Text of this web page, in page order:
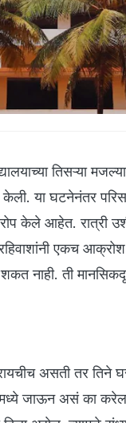
तिसऱ्या
केली. या घटनेनंतर
केले आहेत. रात्री
एकच
नाही. ती
असती तर तिने
जाऊन असं का